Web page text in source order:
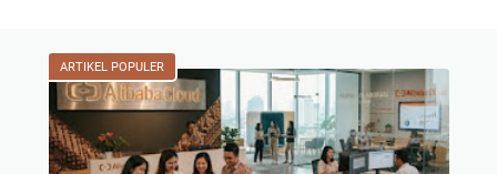
ARTIKEL POPULER